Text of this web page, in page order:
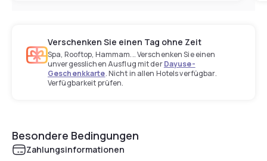
Verschenken Sie einen Tag ohne Zeit
Spa, Rooftop, Hammam... Verschenken Sie einen
unvergesslichen Ausflug mit derDayuse-
Geschenkkarte. Nicht in allen Hotels verfügbar.
Verfügbarkeit prüfen.
Besondere Bedingungen
Zahlungsinformationen